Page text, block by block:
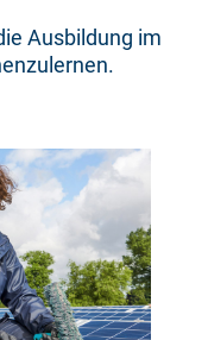
Ausbildung im